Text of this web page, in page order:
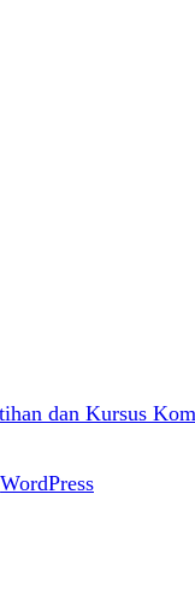
dan Kursus
WordPress